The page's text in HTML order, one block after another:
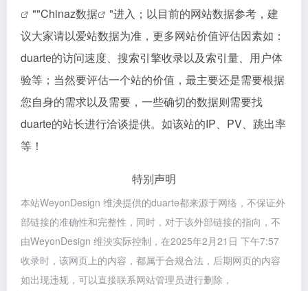
""Chinaz数据
"进入；以目前的网站数据参考，建
议大家请以爱站数据为准，更多网站价值评估因素如：
duarte的访问速度、搜索引擎收录以及索引量、用户体
验等；当然要评估一个站的价值，最主要还是需要根据
您自身的需求以及需要，一些确切的数据则需要找
duarte的站长进行洽谈提供。如该站的IP、PV、跳出率
等！
特别声明
本站WeyonDesign 维泱提供的duarte都来源于网络，不保证外
部链接的准确性和完整性，同时，对于该外部链接的指向，不
由WeyonDesign 维泱实际控制，在2025年2月21日 下午7:57
收录时，该网页上的内容，都属于合规合法，后期网页的内容
如出现违规，可以直接联系网站管理员进行删除，